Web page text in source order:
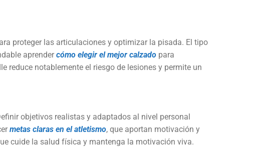
proteger las articulaciones y optimizar la pisada. El tipo
aprendercómo elegir el mejor calzado para
reduce notablemente el riesgo de lesiones y permite un
objetivos realistas y adaptados al nivel personal
metas claras en el atletismo, que aportan motivación y
cuide la salud física y mantenga la motivación viva.